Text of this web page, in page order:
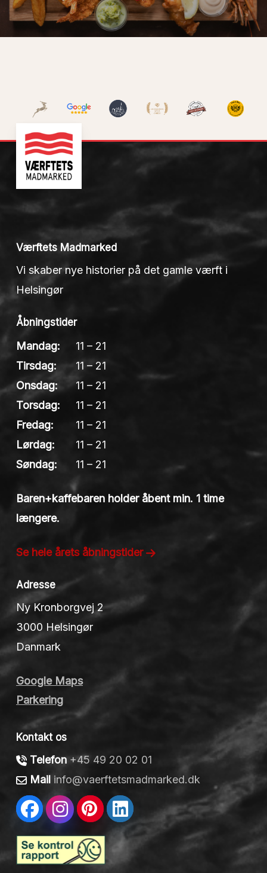
Værftets Madmarked
Vi skaber nye historier på det gamle værft i
Helsingør
Åbningstider
Mandag:
11 – 21
Tirsdag:
11 – 21
Onsdag:
11 – 21
Torsdag:
11 – 21
Fredag:
11 – 21
Lørdag:
11 – 21
Søndag:
11 – 21
Baren+kaffebaren holder åbent min. 1 time
længere.
Se hele årets åbningstider
Adresse
Ny Kronborgvej 2
3000 Helsingør
Danmark
Google Maps
Parkering
Kontakt os
Telefon +45 49 20 02 01
Mail info@vaerftetsmadmarked.dk